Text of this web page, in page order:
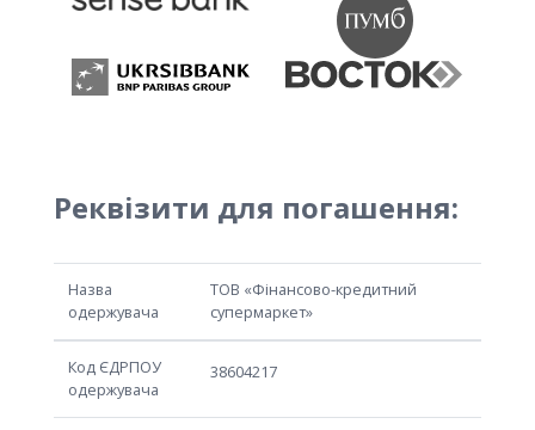
Реквізити для погашення:
Назва
одержувача
ТОВ «Фінансово-кредитний
супермаркет»
Код ЄДРПОУ
одержувача
38604217